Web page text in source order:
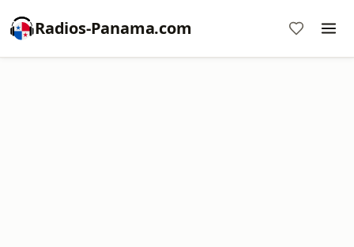
Radios-Panama.com